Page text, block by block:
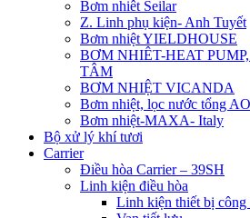
Bơm nhiêt Seilar
Z. Linh phụ kiện- Anh Tuyết
Bơm nhiệt YIELDHOUSE
BƠM NHIÊT-HEAT
TÂM
BƠM NHIỆT VICANDA
Bơm nhiệt, lọc nước tổng
Bơm nhiệt-MAXA- Italy
Bộ xử lý khí tươi
Carrier
Điều hòa Carrier – 39SH
Linh kiện điều hòa
Linh kiện thiết bị công